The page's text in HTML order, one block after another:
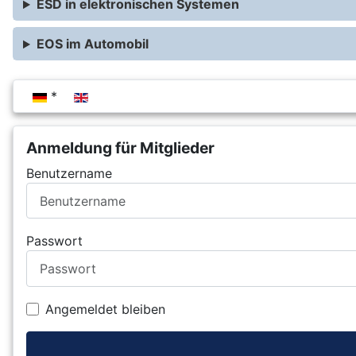
Sprache auswählen
Anmeldung für Mitglieder
Benutzername
Passwort
Angemeldet bleiben
ESD in elektronischen Systemen
EOS im Automobil